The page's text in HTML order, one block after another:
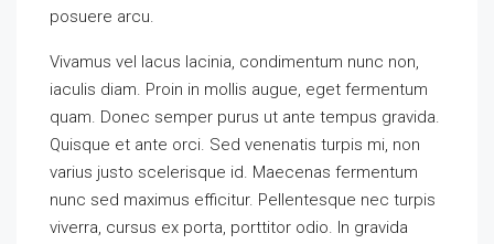
posuere arcu.
Vivamus vel lacus lacinia, condimentum nunc non,
iaculis diam. Proin in mollis augue, eget fermentum
quam. Donec semper purus ut ante tempus gravida.
Quisque et ante orci. Sed venenatis turpis mi, non
varius justo scelerisque id. Maecenas fermentum
nunc sed maximus efficitur. Pellentesque nec turpis
viverra, cursus ex porta, porttitor odio. In gravida